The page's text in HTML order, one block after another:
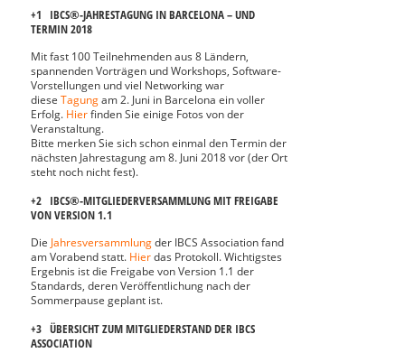
+1 IBCS®-JAHRESTAGUNG IN BARCELONA – UND
TERMIN 2018
Mit fast 100 Teilnehmenden aus 8 Ländern,
spannenden Vorträgen und Workshops, Software-
Vorstellungen und viel Networking war
diese Tagungam 2. Juni in Barcelona ein voller
Erfolg. Hierfinden Sie einige Fotos von der
Veranstaltung.
Bitte merken Sie sich schon einmal den Termin der
nächsten Jahrestagung am 8. Juni 2018 vor (der Ort
steht noch nicht fest).
+2 IBCS®-MITGLIEDERVERSAMMLUNG MIT FREIGABE
VON VERSION 1.1
Die Jahresversammlungder IBCS Association fand
am Vorabend statt. Hierdas Protokoll. Wichtigstes
Ergebnis ist die Freigabe von Version 1.1 der
Standards, deren Veröffentlichung nach der
Sommerpause geplant ist.
+3 ÜBERSICHT ZUM MITGLIEDERSTAND DER IBCS
ASSOCIATION